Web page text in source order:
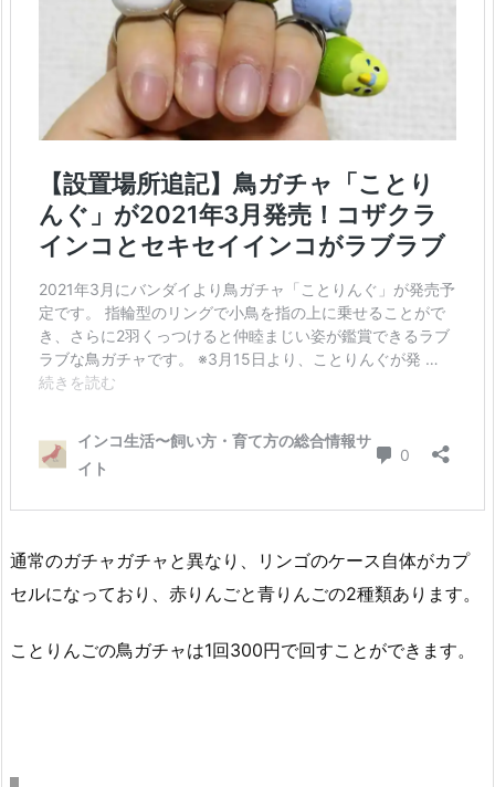
通常のガチャガチャと異なり、リンゴのケース自体がカプ
セルになっており、赤りんごと青りんごの2種類あります。
ことりんごの鳥ガチャは1回300円で回すことができます。